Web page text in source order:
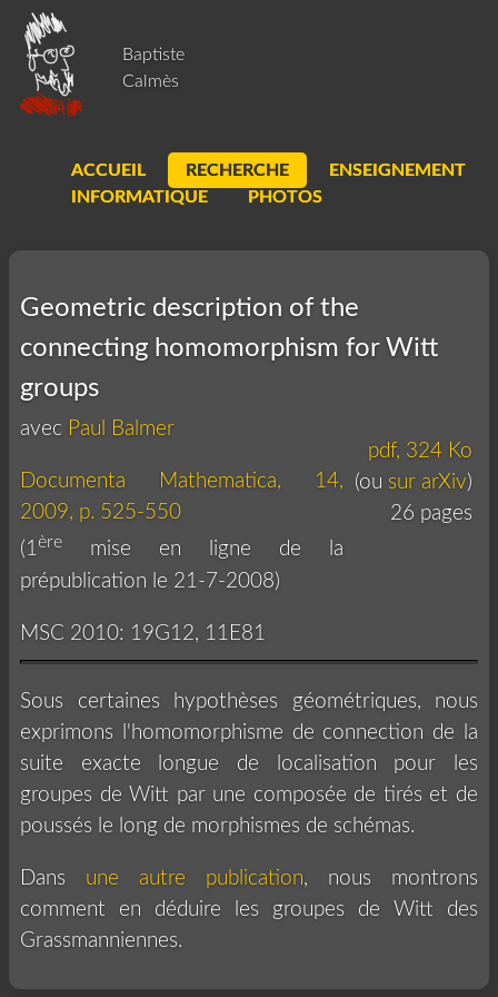
Baptiste
Calmès
ACCUEIL RECHERCHE
ENSEIGNEMENT
INFORMATIQUE
PHOTOS
Geometric description of the
connecting homomorphism for Witt
groups
pdf, 324 Ko
(ou sur arXiv)
26 pages
avec Paul Balmer
Documenta Mathematica, 14,
2009, p. 525-550
(1ère mise en ligne de la
prépublication le 21-7-2008)
MSC 2010: 19G12, 11E81
Sous certaines hypothèses géométriques, nous
exprimons l'homomorphisme de connection de la
suite exacte longue de localisation pour les
groupes de Witt par une composée de tirés et de
poussés le long de morphismes de schémas.
Dans une autre publication, nous montrons
comment en déduire les groupes de Witt des
Grassmanniennes.